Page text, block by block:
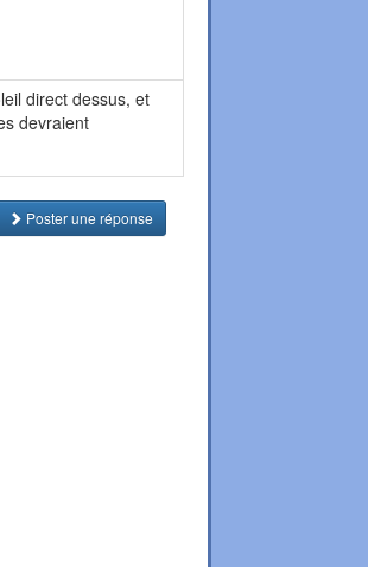
direct dessus, et
devraient
Poster une réponse